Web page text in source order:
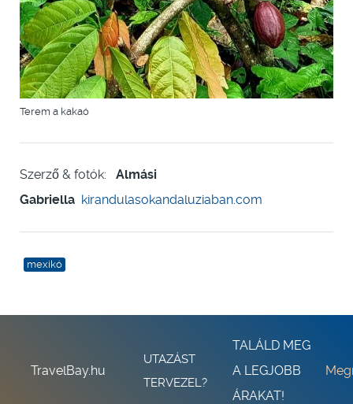
Terem a kakaó
Szerző & fotók: Almási
Gabriella kirandulasokandaluziaban.com
mexikó
TravelBay.hu
UTAZÁST
TERVEZEL?
TALÁLD MEG
A LEGJOBB
ÁRAKAT!